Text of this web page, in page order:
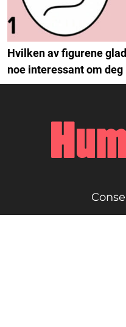
Hvilken av figurene
noe interessant om deg